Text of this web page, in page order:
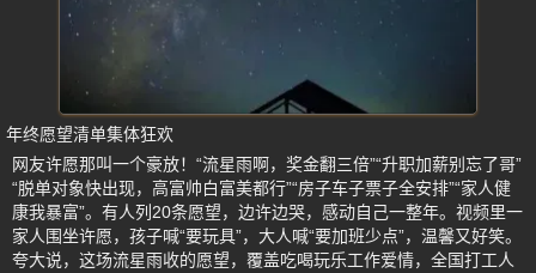
年终愿望清单集体狂欢
网友许愿那叫一个豪放！“流星雨啊，奖金翻三倍”“升职加薪别忘了哥”
“脱单对象快出现，高富帅白富美都行”“房子车子票子全安排”“家人健
康我暴富”。有人列20条愿望，边许边哭，感动自己一整年。视频里一
家人围坐许愿，孩子喊“要玩具”，大人喊“要加班少点”，温馨又好笑。
夸大说，这场流星雨收的愿望，覆盖吃喝玩乐工作爱情，全国打工人